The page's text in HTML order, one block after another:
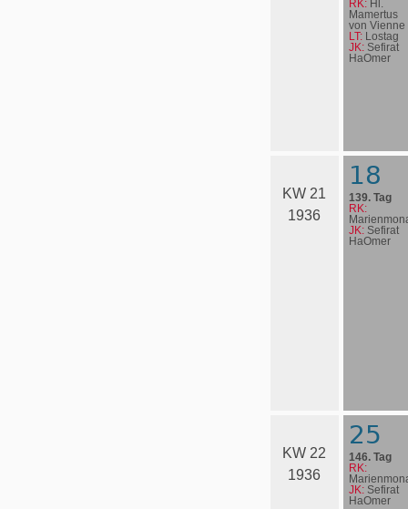
RK: Hl.
Mamertus
von Vienne
LT: Lostag
JK: Sefirat
HaOmer
KW 21
1936
18
139. Tag
RK:
JK: Sefirat
HaOmer
KW 22
1936
25
146. Tag
RK:
JK: Sefirat
HaOmer